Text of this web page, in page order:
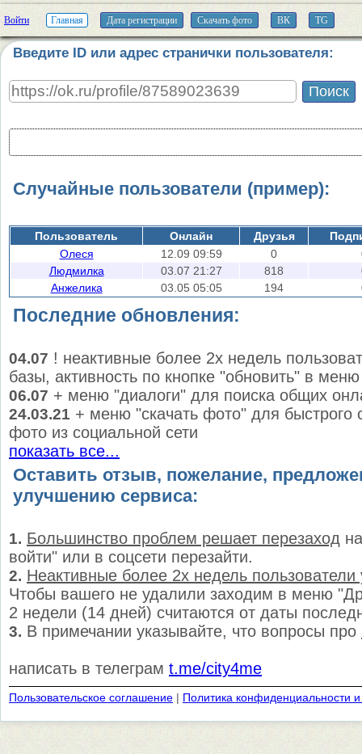
Войти Главная Дата регистрации Скачать фото ВК TG
Введите ID или адрес странички пользователя:
Случайные пользователи (пример):
Пользователь Онлайн Друзья
Олеся
12.09 09:59 0
Людмилка
03.07 21:27 818
Анжелика
03.05 05:05 194
Последние обновления:
04.07 ! неактивные более 2х недель
базы, активность по кнопке "обновить" в
06.07 + меню "диалоги" для поиска общих
24.03.21 + меню "скачать фото" для быстрого
фото из социальной сети
показать все...
Оставить отзыв, пожелание,
улучшению сервиса:
1. Большинство проблем решает перезаход
войти" или в соцсети перезайти.
2. Неактивные более 2х недель пользователи
Чтобы вашего не удалили заходим в меню
2 недели (14 дней) считаются от даты
3. В примечании указывайте, что вопросы про
написать в телеграм t.me/city4me
Пользовательское соглашение | Политика конфиденциальности и